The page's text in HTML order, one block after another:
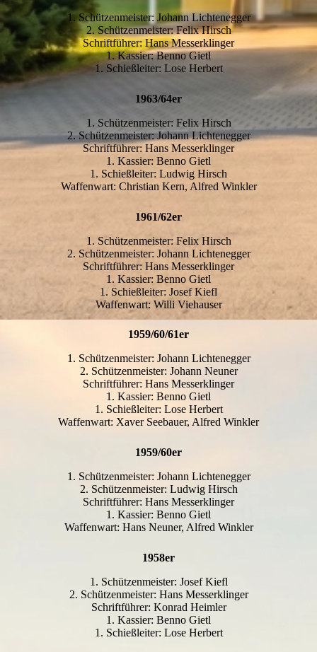
1. Schützenmeister: Johann Lichtenegger
2. Schützenmeister: Felix Hirsch
Schriftführer: Hans Messerklinger
1. Kassier: Benno Gietl
1. Schießleiter: Lose Herbert
1963/64er
1. Schützenmeister: Felix Hirsch
2. Schützenmeister: Johann Lichtenegger
Schriftführer: Hans Messerklinger
1. Kassier: Benno Gietl
1. Schießleiter: Ludwig Hirsch
Waffenwart: Christian Kern, Alfred Winkler
1961/62er
1. Schützenmeister: Felix Hirsch
2. Schützenmeister: Johann Lichtenegger
Schriftführer: Hans Messerklinger
1. Kassier: Benno Gietl
1. Schießleiter: Josef Kiefl
Waffenwart: Willi Viehauser
1959/60/61er
1. Schützenmeister: Johann Lichtenegger
2. Schützenmeister: Johann Neuner
Schriftführer: Hans Messerklinger
1. Kassier: Benno Gietl
1. Schießleiter: Lose Herbert
Waffenwart: Xaver Seebauer, Alfred Winkler
1959/60er
1. Schützenmeister: Johann Lichtenegger
2. Schützenmeister: Ludwig Hirsch
Schriftführer: Hans Messerklinger
1. Kassier: Benno Gietl
Waffenwart: Hans Neuner, Alfred Winkler
1958er
1. Schützenmeister: Josef Kiefl
2. Schützenmeister: Hans Messerklinger
Schriftführer: Konrad Heimler
1. Kassier: Benno Gietl
1. Schießleiter: Lose Herbert